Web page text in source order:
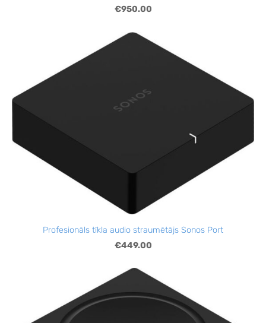
€950.00
Profesionāls tīkla audio straumētājs Sonos Port
€449.00